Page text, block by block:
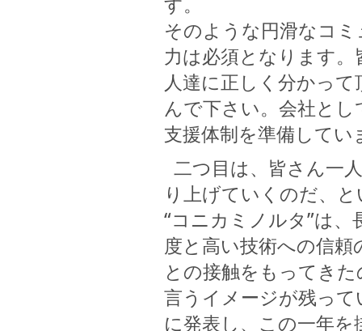
そのような円滑なコ
力は必須となります
人達に正しく分かっ
んで下さい。会社と
支援体制を準備してい
二つ目は、皆さん一
り上げていくのだ、
“コニカミノルタ”は
度と高い技術への信
との接触をもってき
言うイメージが残っ
に発表し、この一年